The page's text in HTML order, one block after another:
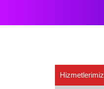
Hizmetlerimiz